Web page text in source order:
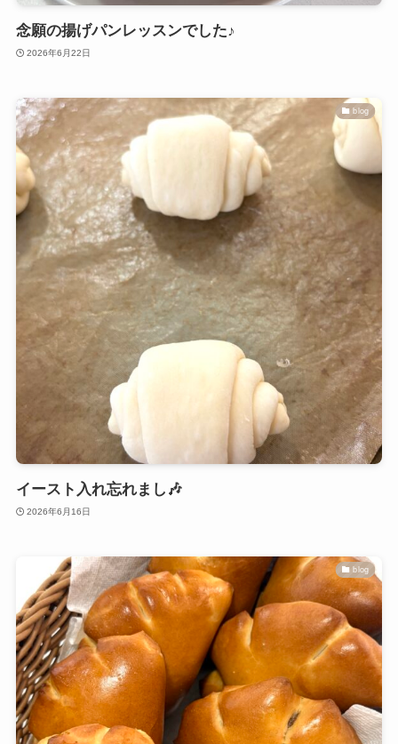
念願の揚げパンレッスンでした♪
2026年6月22日
blog
イースト入れ忘れまし🎶
2026年6月16日
blog